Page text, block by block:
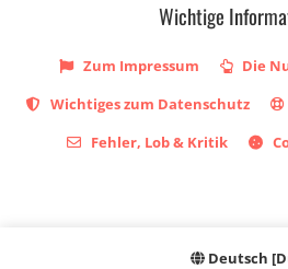
Wichtige
Zum Impressum
Die
Wichtiges zum Datenschutz
Fehler, Lob & Kritik
Deutsch